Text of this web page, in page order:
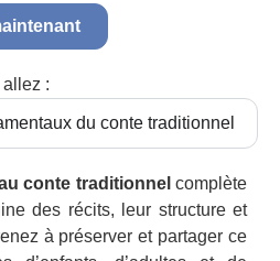
:
du conte traditionnel
conte traditionnel complète
des récits, leur structure et
à préserver et partager ce